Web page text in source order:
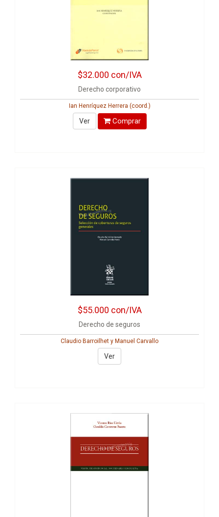
$32.000 con/IVA
Derecho corporativo
Ian Henríquez Herrera (coord.)
Ver Comprar
$55.000 con/IVA
Derecho de seguros
Claudio Barroilhet y Manuel Carvallo
Ver